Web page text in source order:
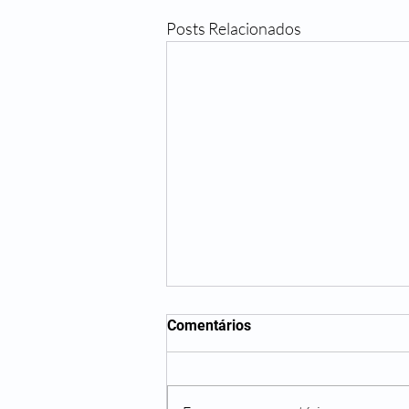
Posts Relacionados
Comentários